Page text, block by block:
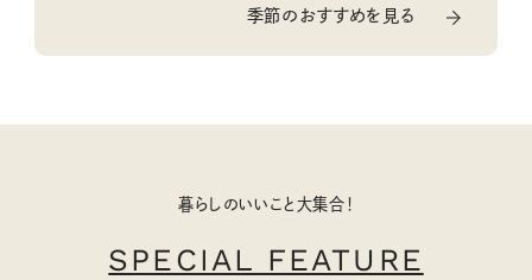
季節のおすすめを見る
暮らしのいいこと大集合！
SPECIAL FEATURE